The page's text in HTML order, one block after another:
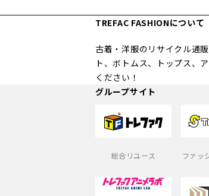
TREFAC FASHIONについて
古着・洋服のリサイクル通
ト、ボトムス、トップス、
ください！
グループサイト
総合リユース ファッ